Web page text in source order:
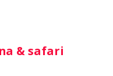
& safari